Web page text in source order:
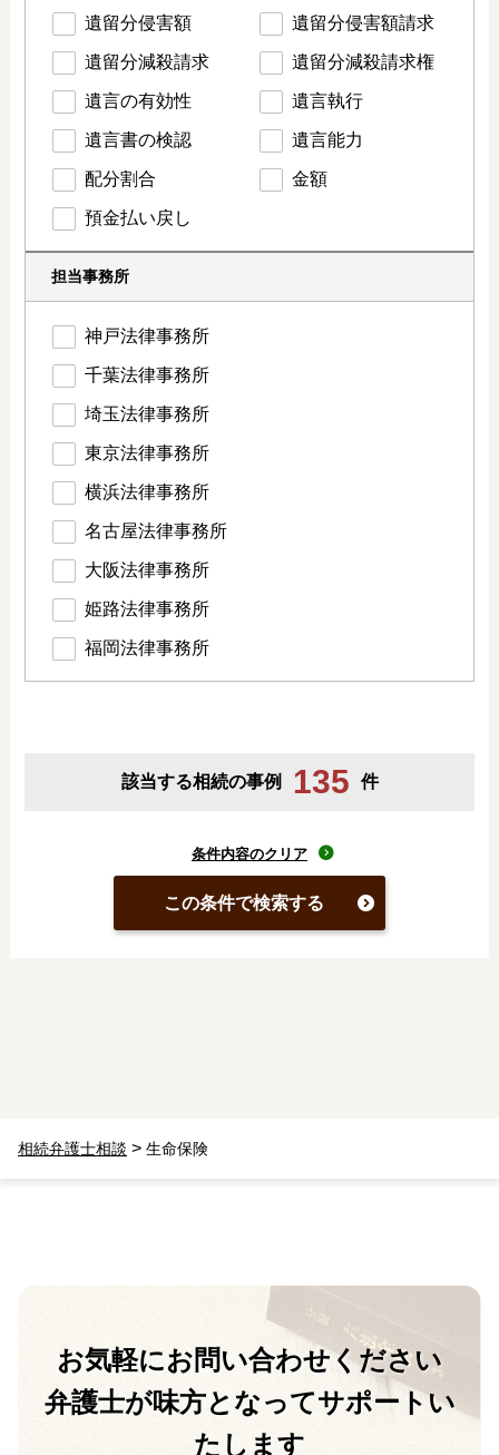
遺留分侵害額 遺留分侵害額請求
遺留分減殺請求 遺留分減殺請求権
遺言の有効性 遺言執行
遺言書の検認 遺言能力
配分割合 金額
預金払い戻し
担当事務所
神戸法律事務所
千葉法律事務所
埼玉法律事務所
東京法律事務所
横浜法律事務所
名古屋法律事務所
大阪法律事務所
姫路法律事務所
福岡法律事務所
該当する相続の事例 135 件
条件内容のクリア
この条件で検索する
相続弁護士相談 > 生命保険
お気軽にお問い合わせください
弁護士が味方となってサポートい
たします